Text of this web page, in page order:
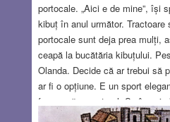
portocale. „Aici e de mine”, își
kibuț în anul următor. Tractoare
portocale sunt deja prea mulți,
ceapă la bucătăria kibuțului.
Olanda. Decide că ar trebui să
ar fi o opțiune. E un sport
formează caracterul. Se înscrie
la Haga. Antrenor îi e un băiat